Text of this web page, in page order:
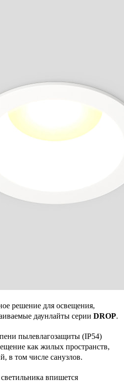
решение для освещения,
даунлайты серии DROP.
пылевлагозащиты (IP54)
как жилых пространств,
в том числе санузлов.
впишется